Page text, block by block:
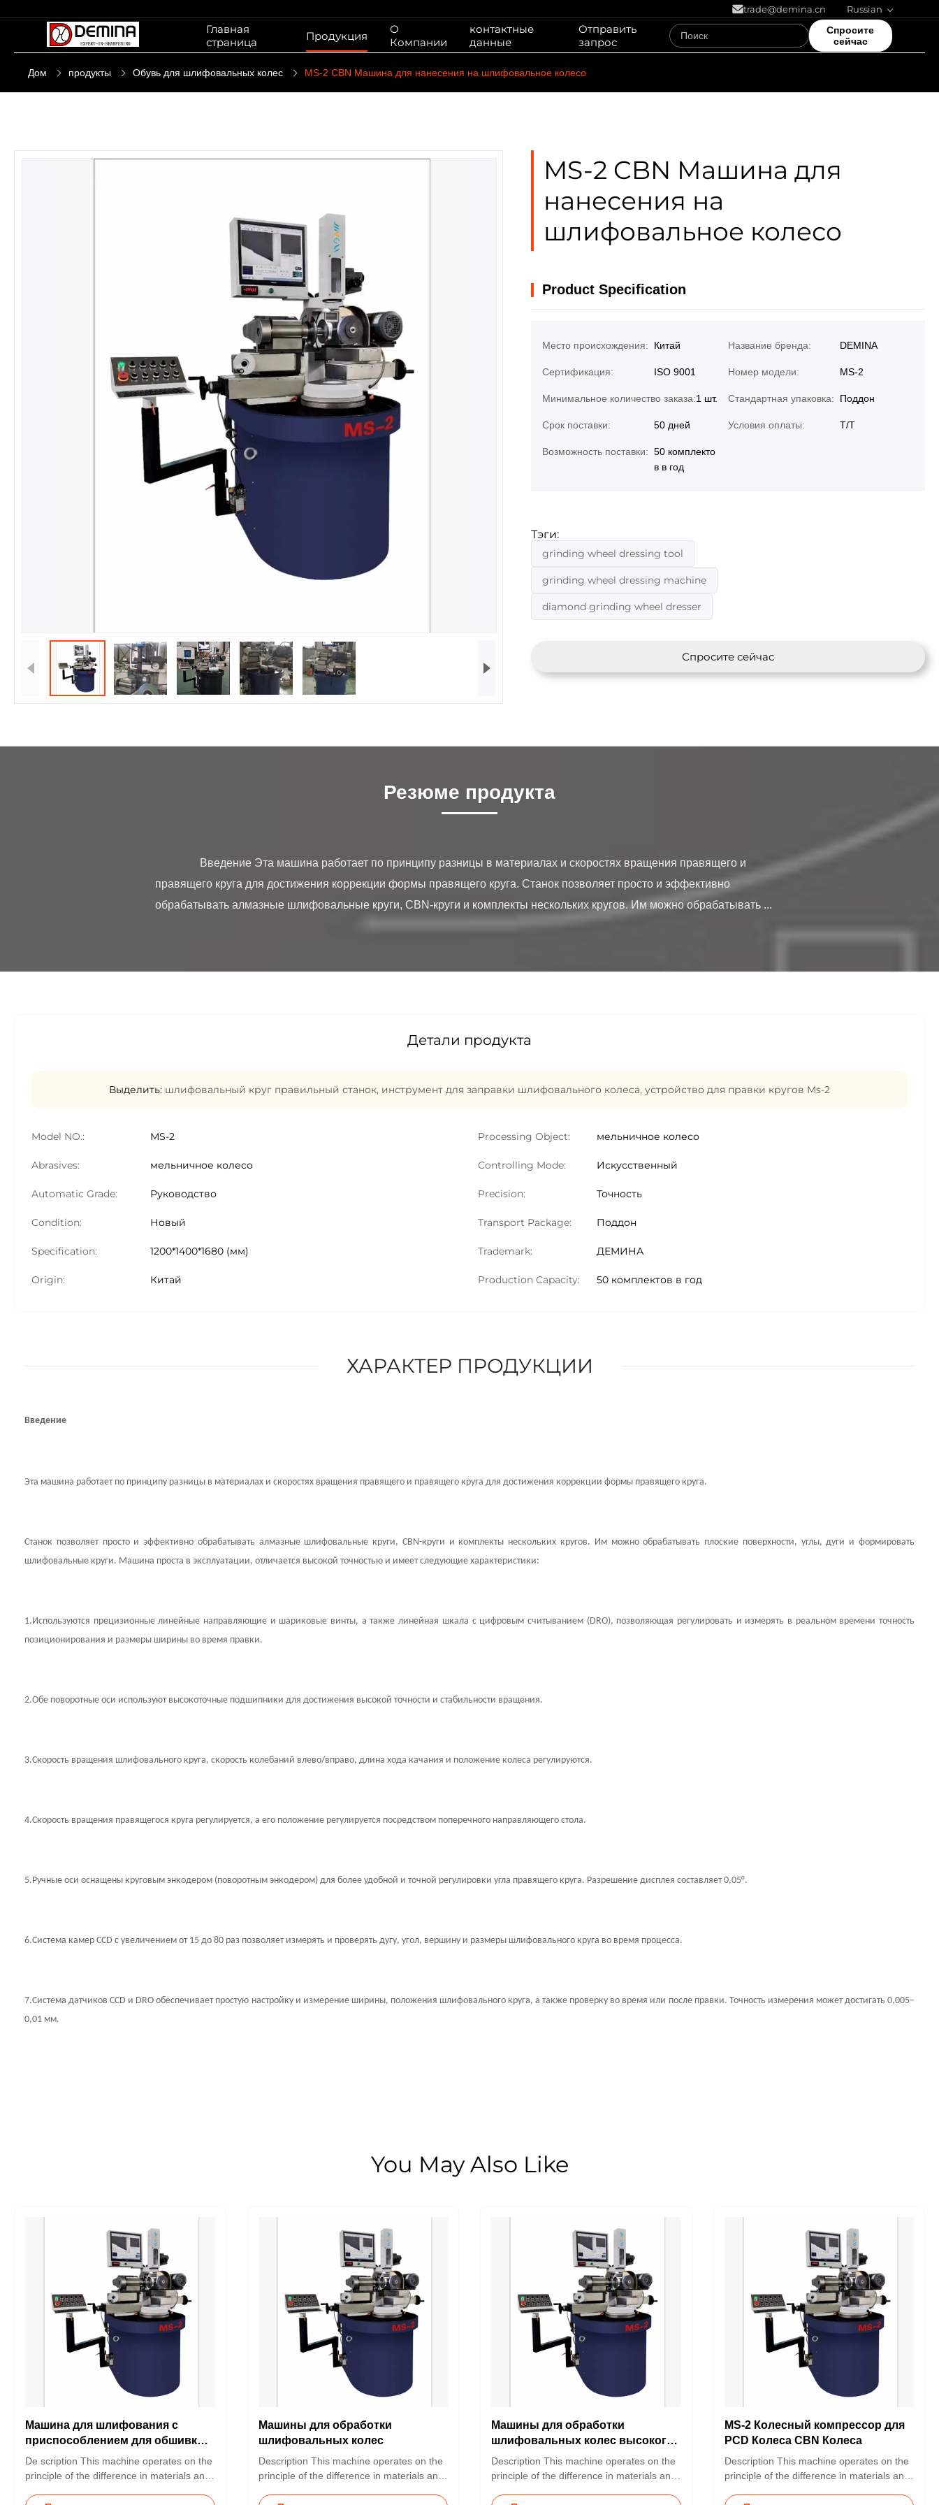
trade@demina.cn Russian
Главная
страница
Продукция
О
Компании
контактные
данные
Отправить
запрос
Спросите
сейчас
Дом продукты Обувь для шлифовальных колес MS-2 CBN Машина для нанесения на шлифовальное колесо
MS-2 CBN Машина для
нанесения на
шлифовальное колесо
Product Specification
Место происхождения: Китай Название бренда: DEMINA
Сертификация: ISO 9001 Номер модели: MS-2
Минимальное количество заказа:1 шт. Стандартная упаковка: Поддон
Срок поставки: 50 дней Условия оплаты: Т/Т
Возможность поставки: 50 комплекто
в в год
Тэги:
grinding wheel dressing tool
grinding wheel dressing machine
diamond grinding wheel dresser
Спросите сейчас
Резюме продукта
правящего круга для достижения коррекции формы правящего круга. Станок позволяет просто и эффективно
обрабатывать алмазные шлифовальные круги, CBN-круги и комплекты нескольких кругов. Им можно обрабатывать ...
Детали продукта
Выделить: шлифовальный круг правильный станок, инструмент для заправки шлифовального колеса, устройство для правки кругов Ms-2
Model NO.: MS-2 Processing Object: мельничное колесо
Abrasives: мельничное колесо Controlling Mode: Искусственный
Automatic Grade: Руководство Precision: Точность
Condition: Новый Transport Package: Поддон
Specification: 1200*1400*1680 (мм) Trademark: ДЕМИНА
Origin: Китай Production Capacity: 50 комплектов в год
ХАРАКТЕР ПРОДУКЦИИ
Введение
Эта машина работает по принципу разницы в материалах и скоростях вращения правящего и правящего круга для достижения коррекции формы правящего круга.
Станок позволяет просто и эффективно обрабатывать алмазные шлифовальные круги, CBN-круги и комплекты нескольких кругов. Им можно обрабатывать плоские поверхности, углы, дуги и формировать
шлифовальные круги. Машина проста в эксплуатации, отличается высокой точностью и имеет следующие характеристики:
1.Используются прецизионные линейные направляющие и шариковые винты, а также линейная шкала с цифровым считыванием (DRO), позволяющая регулировать и измерять в реальном времени точность
позиционирования и размеры ширины во время правки.
2.Обе поворотные оси используют высокоточные подшипники для достижения высокой точности и стабильности вращения.
3.Скорость вращения шлифовального круга, скорость колебаний влево/вправо, длина хода качания и положение колеса регулируются.
4.Скорость вращения правящегося круга регулируется, а его положение регулируется посредством поперечного направляющего стола.
5.Ручные оси оснащены круговым энкодером (поворотным энкодером) для более удобной и точной регулировки угла правящего круга. Разрешение дисплея составляет 0,05°.
6.Система камер CCD с увеличением от 15 до 80 раз позволяет измерять и проверять дугу, угол, вершину и размеры шлифовального круга во время процесса.
7.Система датчиков CCD и DRO обеспечивает простую настройку и измерение ширины, положения шлифовального круга, а также проверку во время или после правки. Точность измерения может достигать 0,005–
0,01 мм.
You May Also Like
Машина для шлифования с
приспособлением для обшивки
колес
De scription This machine operates on the
principle of the difference in materials and
Машины для обработки
шлифовальных колес
Description This machine operates on the
principle of the difference in materials and
Машины для обработки
шлифовальных колес высокого
качества
Description This machine operates on the
principle of the difference in materials and
MS-2 Колесный компрессор для
PCD Колеса CBN Колеса
Description This machine operates on the
principle of the difference in materials and